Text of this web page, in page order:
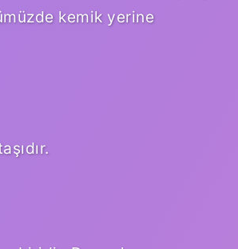
kemik yerine